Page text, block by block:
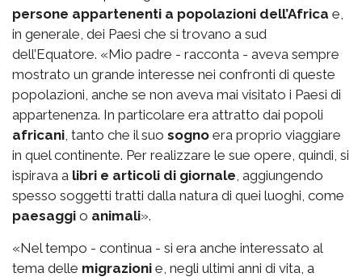
persone appartenenti a popolazioni dell’Africa e,
in generale, dei Paesi che si trovano a sud
dell’Equatore. «Mio padre - racconta - aveva sempre
mostrato un grande interesse nei confronti di queste
popolazioni, anche se non aveva mai visitato i Paesi di
appartenenza. In particolare era attratto dai popoli
africani , tanto che il suo sogno era proprio viaggiare
in quel continente. Per realizzare le sue opere, quindi, si
ispirava a libri e articoli di giornale , aggiungendo
spesso soggetti tratti dalla natura di quei luoghi, come
paesaggi o animali».
«Nel tempo - continua - si era anche interessato al
tema delle migrazioni e, negli ultimi anni di vita, a